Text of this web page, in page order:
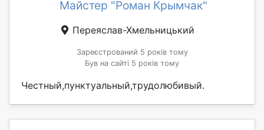
Майстер "Роман Крымчак"
Переяслав-Хмельницький
Зареєстрований 5 років тому
Був на сайті 5 років тому
Честный,пунктуальный,трудолюбивый.